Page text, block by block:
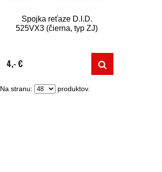
Spojka reťaze D.I.D.
525VX3 (čierna, typ ZJ)
4,- €
Na stranu: produktov.